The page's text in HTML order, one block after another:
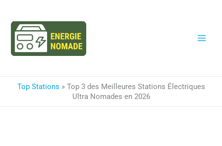
contenu
Top Stations » Top 3 des Meilleures Stations Électriques
Ultra Nomades en 2026